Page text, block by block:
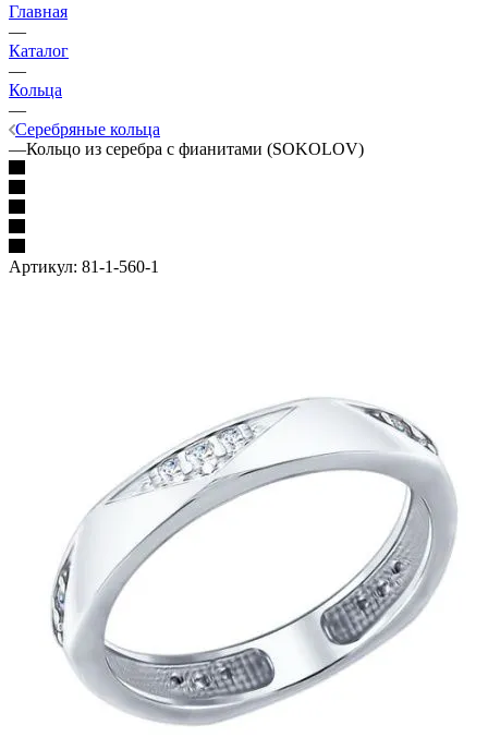
Главная
—
Каталог
—
Кольца
—
Серебряные кольца
—Кольцо из серебра с фианитами (SOKOLOV)
Артикул: 81-1-560-1